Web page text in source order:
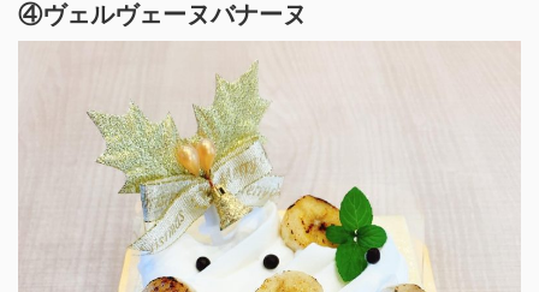
④ヴェルヴェーヌバナーヌ